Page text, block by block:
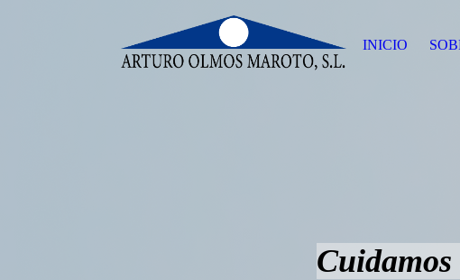
INICIO
Cuidamos